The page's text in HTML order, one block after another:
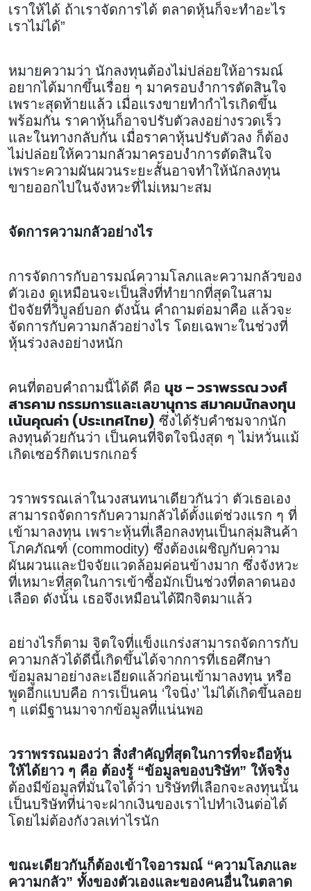
เราให้ได้ ถ้าเราจัดการได้ ตลาดหุ้นก็จะทำอะไร
เราไม่ได้”
หมายความว่า นักลงทุนต้องไม่ปล่อยให้อารมณ์
อยากได้มากขึ้นเรื่อย ๆ มาครอบงำการตัดสินใจ
เพราะสุดท้ายแล้ว เมื่อแรงขายทำกำไรเกิดขึ้น
พร้อมกัน ราคาหุ้นก็อาจปรับตัวลงอย่างรวดเร็ว
และในทางกลับกัน เมื่อราคาหุ้นปรับตัวลง ก็ต้อง
ไม่ปล่อยให้ความกลัวมาครอบงำการตัดสินใจ
เพราะความผันผวนระยะสั้นอาจทำให้นักลงทุน
ขายออกไปในจังหวะที่ไม่เหมาะสม
จัดการความกลัวอย่างไร
การจัดการกับอารมณ์ความโลภและความกลัวของ
ตัวเอง ดูเหมือนจะเป็นสิ่งที่ทำยากที่สุดในสาม
ปัจจัยที่วิบูลย์บอก ดังนั้น คำถามต่อมาคือ แล้วจะ
จัดการกับความกลัวอย่างไร โดยเฉพาะในช่วงที่
หุ้นร่วงลงอย่างหนัก
คนที่ตอบคำถามนี้ได้ดี คือ นุช – วราพรรณ วงศ์
สารคาม กรรมการและเลขานุการ สมาคมนักลงทุน
เน้นคุณค่า (ประเทศไทย) ซึ่งได้รับคำชมจากนัก
ลงทุนด้วยกันว่า เป็นคนที่จิตใจนิ่งสุด ๆ ไม่หวั่นแม้
เกิดเซอร์กิตเบรกเกอร์
วราพรรณเล่าในวงสนทนาเดียวกันว่า ตัวเธอเอง
สามารถจัดการกับความกลัวได้ตั้งแต่ช่วงแรก ๆ ที่
เข้ามาลงทุน เพราะหุ้นที่เลือกลงทุนเป็นกลุ่มสินค้า
โภคภัณฑ์ (commodity) ซึ่งต้องเผชิญกับความ
ผันผวนและปัจจัยแวดล้อมค่อนข้างมาก ซึ่งจังหวะ
ที่เหมาะที่สุดในการเข้าซื้อมักเป็นช่วงที่ตลาดนอง
เลือด ดังนั้น เธอจึงเหมือนได้ฝึกจิตมาแล้ว
อย่างไรก็ตาม จิตใจที่แข็งแกร่งสามารถจัดการกับ
ความกลัวได้ดีนี้เกิดขึ้นได้จากการที่เธอศึกษา
ข้อมูลมาอย่างละเอียดแล้วก่อนเข้ามาลงทุน หรือ
พูดอีกแบบคือ การเป็นคน ‘ใจนิ่ง’ ไม่ได้เกิดขึ้นลอย
ๆ แต่มีฐานมาจากข้อมูลที่แน่นพอ
วราพรรณมองว่า สิ่งสำคัญที่สุดในการที่จะถือหุ้น
ให้ได้ยาว ๆ คือ ต้องรู้ “ข้อมูลของบริษัท” ให้จริง
ต้องมีข้อมูลที่มั่นใจได้ว่า บริษัทที่เลือกจะลงทุนนั้น
เป็นบริษัทที่น่าจะฝากเงินของเราไปทำเงินต่อได้
โดยไม่ต้องกังวลเท่าไรนัก
ขณะเดียวกันก็ต้องเข้าใจอารมณ์ “ความโลภและ
ความกลัว” ทั้งของตัวเองและของคนอื่นในตลาด